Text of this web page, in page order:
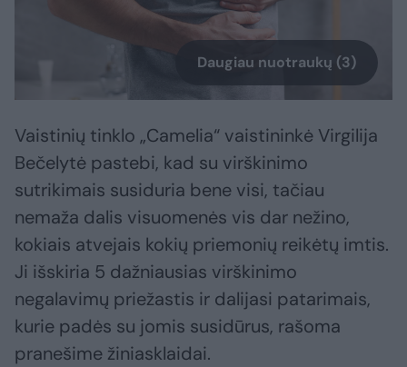
Daugiau nuotraukų (3)
Vaistinių tinklo „Camelia“ vaistininkė Virgilija
Bečelytė pastebi, kad su virškinimo
sutrikimais susiduria bene visi, tačiau
nemaža dalis visuomenės vis dar nežino,
kokiais atvejais kokių priemonių reikėtų imtis.
Ji išskiria 5 dažniausias virškinimo
negalavimų priežastis ir dalijasi patarimais,
kurie padės su jomis susidūrus, rašoma
pranešime žiniasklaidai.